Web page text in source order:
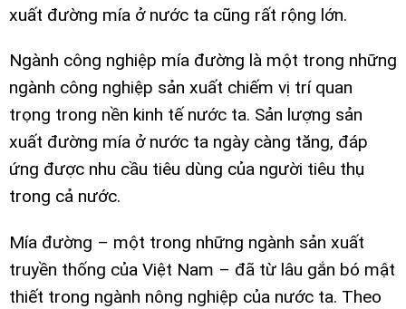
xuất đường mía ở nước ta cũng rất rộng lớn.
Ngành công nghiệp mía đường là một trong những
ngành công nghiệp sản xuất chiếm vị trí quan
trọng trong nền kinh tế nước ta. Sản lượng sản
xuất đường mía ở nước ta ngày càng tăng, đáp
ứng được nhu cầu tiêu dùng của người tiêu thụ
trong cả nước.
Mía đường – một trong những ngành sản xuất
truyền thống của Việt Nam – đã từ lâu gắn bó mật
thiết trong ngành nông nghiệp của nước ta. Theo